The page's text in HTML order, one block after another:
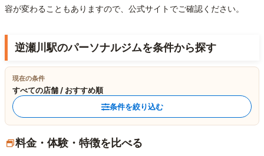
容が変わることもありますので、公式サイトでご確認ください。
逆瀬川駅のパーソナルジムを条件から探す
現在の条件
すべての店舗 / おすすめ順
条件を絞り込む
料金・体験・特徴を比べる